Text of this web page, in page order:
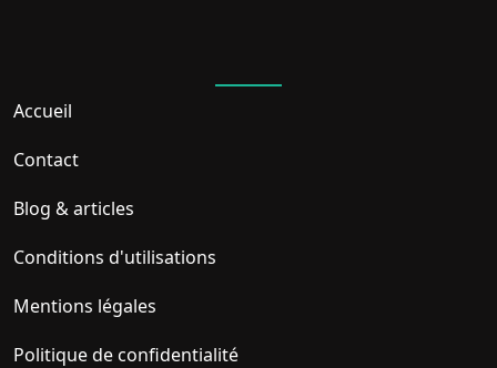
Accueil
Contact
Blog & articles
Conditions d'utilisations
Mentions légales
Politique de confidentialité